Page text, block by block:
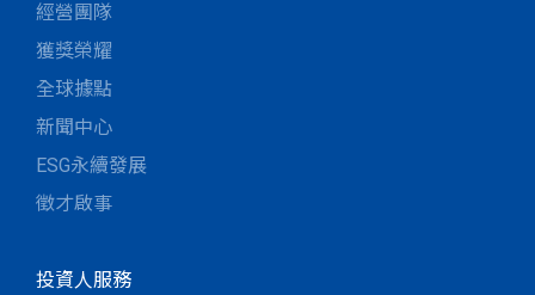
經營團隊
獲獎榮耀
全球據點
新聞中心
ESG永續發展
徵才啟事
投資人服務